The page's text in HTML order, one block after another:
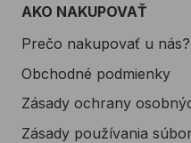
AKO NAKUPOVAŤ
Prečo nakupovať u nás?
Obchodné podmienky
Zásady ochrany
Zásady používania